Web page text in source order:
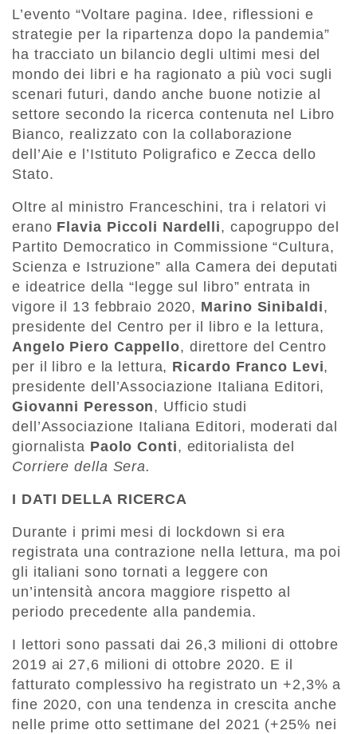
L’evento “Voltare pagina. Idee, riflessioni e
strategie per la ripartenza dopo la pandemia”
ha tracciato un bilancio degli ultimi mesi del
mondo dei libri e ha ragionato a più voci sugli
scenari futuri, dando anche buone notizie al
settore secondo la ricerca contenuta nel Libro
Bianco, realizzato con la collaborazione
dell’Aie e l’Istituto Poligrafico e Zecca dello
Stato.
Oltre al ministro Franceschini, tra i relatori vi
erano Flavia Piccoli Nardelli, capogruppo del
Partito Democratico in Commissione “Cultura,
Scienza e Istruzione” alla Camera dei deputati
e ideatrice della “legge sul libro” entrata in
vigore il 13 febbraio 2020, Marino Sinibaldi,
presidente del Centro per il libro e la lettura,
Angelo Piero Cappello, direttore del Centro
per il libro e la lettura, Ricardo Franco Levi,
presidente dell’Associazione Italiana Editori,
Giovanni Peresson, Ufficio studi
dell’Associazione Italiana Editori, moderati dal
giornalista Paolo Conti, editorialista del
Corriere della Sera.
I DATI DELLA RICERCA
Durante i primi mesi di lockdown si era
registrata una contrazione nella lettura, ma poi
gli italiani sono tornati a leggere con
un’intensità ancora maggiore rispetto al
periodo precedente alla pandemia.
I lettori sono passati dai 26,3 milioni di ottobre
2019 ai 27,6 milioni di ottobre 2020. E il
fatturato complessivo ha registrato un +2,3% a
fine 2020, con una tendenza in crescita anche
nelle prime otto settimane del 2021 (+25% nei